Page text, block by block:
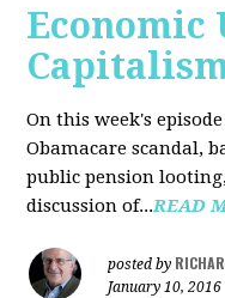
Economic
On this week's
Obamacare scandal,
public pension
discussion of...READ
posted by
January 10, 2016